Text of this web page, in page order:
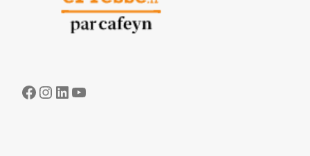
Facebook
Instagram
LinkedIn
YouTube